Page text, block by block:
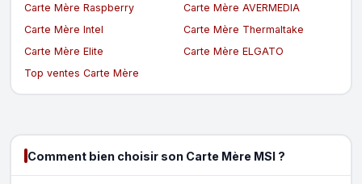
Carte Mère Raspberry
Carte Mère AVERMEDIA
Carte Mère Intel
Carte Mère Thermaltake
Carte Mère Elite
Carte Mère ELGATO
Top ventes Carte Mère
Comment bien choisir son Carte Mère MSI ?